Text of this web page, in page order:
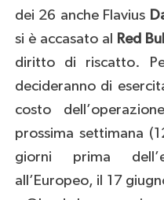
dei 26 anche Flavius
si è accasato al
Red
diritto di riscatto.
decideranno di
costo
prossima settimana
giorni prima
all’Europeo, il 17